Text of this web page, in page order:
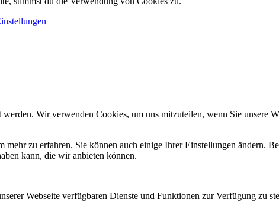
Wir verwenden Cookies, um uns mitzuteilen, wenn Sie unsere
zu erfahren. Sie können auch einige Ihrer Einstellungen ändern.
kann, die wir anbieten können.
Webseite verfügbaren Dienste und Funktionen zur Verfügung zu